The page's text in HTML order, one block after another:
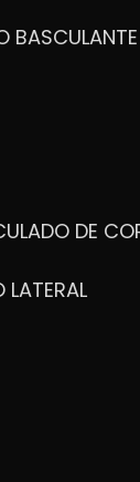
BASCULANTE
DE
LATERAL